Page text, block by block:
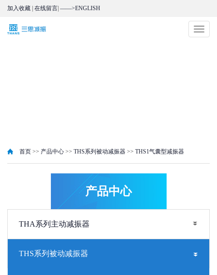
加入收藏 在线留言 ——>ENGLISH
切
换
首页 >> 产品中心 >> THS系列被动减振器 >> THS1气囊型减振器
产品中心
THA系列主动减振器
THS系列被动减振器